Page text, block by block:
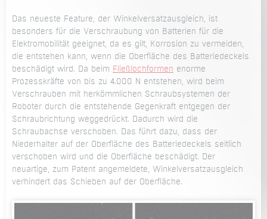
Das neueste Feature, der Winkelversatzausgleich, ist
besonders für die Verschraubung von Batterien für die
Elektromobilität geeignet, da es gilt, Korrosion zu vermeiden,
die entstehen kann, wenn die Oberfläche des Batteriedeckels
beschädigt wird. Da beim Fließlochformen enorme
Prozesskräfte von bis zu 4.000 N entstehen, wird beim
Verschrauben mit herkömmlichen Schraubsystemen der
Roboter durch die entstehende Gegenkraft entgegen der
Schraubrichtung weggedrückt. Dadurch wird die
Schraubachse verschoben. Das führt dazu, dass der
Niederhalter auf der Oberfläche des Batteriedeckels seitlich
verschoben wird und die Oberfläche beschädigt. Der
neuartige, zum Patent angemeldete, Winkelversatzausgleich
verhindert das Schieben auf der Oberfläche.